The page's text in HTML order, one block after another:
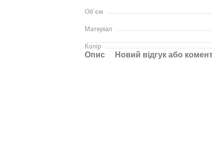
Об`єм
Матеріал
Колір
Опис Новий відгук або